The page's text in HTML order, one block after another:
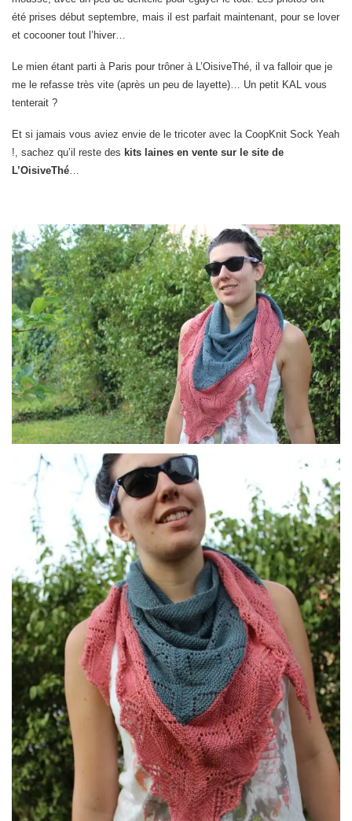
été prises début septembre, mais il est parfait maintenant, pour se lover
et cocooner tout l’hiver…
Le mien étant parti à Paris pour trôner à L’OisiveThé, il va falloir que je
me le refasse très vite (après un peu de layette)… Un petit KAL vous
tenterait ?
Et si jamais vous aviez envie de le tricoter avec la CoopKnit Sock Yeah
!, sachez qu’il reste des kits laines en vente sur le site de
L’OisiveThé…